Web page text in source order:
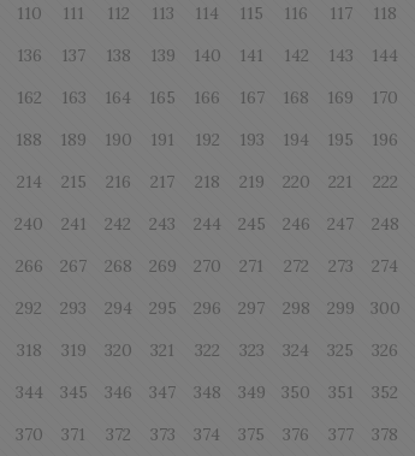
110 111 112 113 114 115 116 117 118
136 137 138 139 140 141 142 143 144
162 163 164 165 166 167 168 169 170
188 189 190 191 192 193 194 195 196
214 215 216 217 218 219 220 221 222
240 241 242 243 244 245 246 247 248
266 267 268 269 270 271 272 273 274
292 293 294 295 296 297 298 299 300
318 319 320 321 322 323 324 325 326
344 345 346 347 348 349 350 351 352
370 371 372 373 374 375 376 377 378